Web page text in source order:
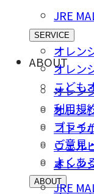
JRE
SERVICE
オレン
オレン
こども
オレン
コトラ
ウェル
オレン
JRE
ABOUT
オレン
利用規
プライ
ご意⾒
よくあ
ABOUT